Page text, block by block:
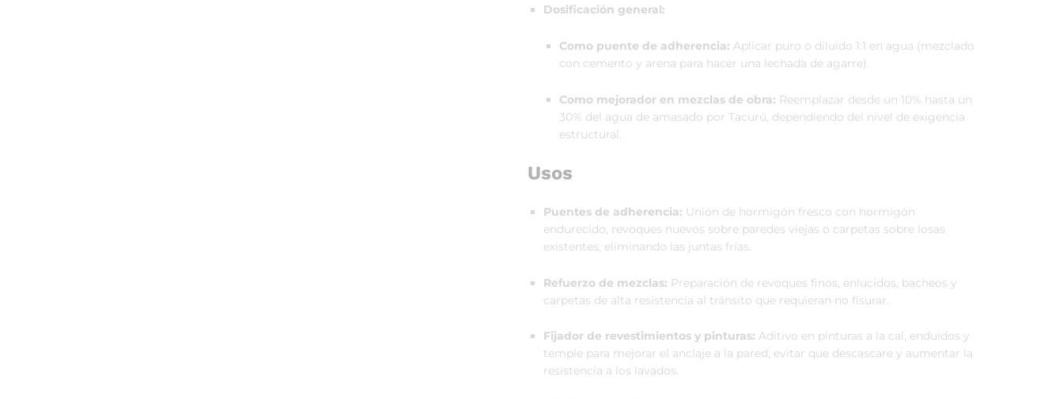
Dosificación general:
Como puente de adherencia: Aplicar puro o diluido 1:1 en agua (mezclado
con cemento y arena para hacer una lechada de agarre).
Como mejorador en mezclas de obra: Reemplazar desde un 10% hasta un
30% del agua de amasado por Tacurú, dependiendo del nivel de exigencia
estructural.
Usos
Puentes de adherencia: Unión de hormigón fresco con hormigón
endurecido, revoques nuevos sobre paredes viejas o carpetas sobre losas
existentes, eliminando las juntas frías.
Refuerzo de mezclas: Preparación de revoques finos, enlucidos, bacheos y
carpetas de alta resistencia al tránsito que requieran no fisurar.
Fijador de revestimientos y pinturas: Aditivo en pinturas a la cal, enduidos y
temple para mejorar el anclaje a la pared, evitar que descascare y aumentar la
resistencia a los lavados.